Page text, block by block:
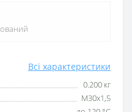
Всі характеристики
0.200 кг
М30x1,5